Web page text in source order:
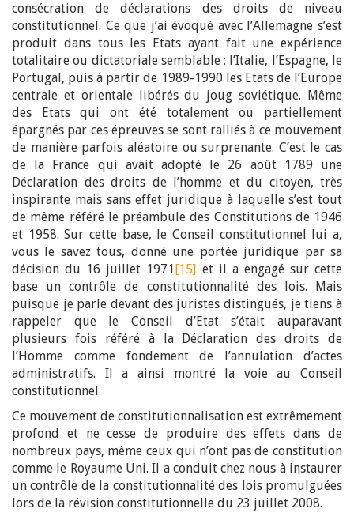
consécration de déclarations des droits de niveau
constitutionnel. Ce que j’ai évoqué avec l’Allemagne s’est
produit dans tous les Etats ayant fait une expérience
totalitaire ou dictatoriale semblable : l’Italie, l’Espagne, le
Portugal, puis à partir de 1989-1990 les Etats de l’Europe
centrale et orientale libérés du joug soviétique. Même
des Etats qui ont été totalement ou partiellement
épargnés par ces épreuves se sont ralliés à ce mouvement
de manière parfois aléatoire ou surprenante. C’est le cas
de la France qui avait adopté le 26 août 1789 une
Déclaration des droits de l’homme et du citoyen, très
inspirante mais sans effet juridique à laquelle s’est tout
de même référé le préambule des Constitutions de 1946
et 1958. Sur cette base, le Conseil constitutionnel lui a,
vous le savez tous, donné une portée juridique par sa
décision du 16 juillet 1971[15] et il a engagé sur cette
base un contrôle de constitutionnalité des lois. Mais
puisque je parle devant des juristes distingués, je tiens à
rappeler que le Conseil d’Etat s’était auparavant
plusieurs fois référé à la Déclaration des droits de
l’Homme comme fondement de l’annulation d’actes
administratifs. Il a ainsi montré la voie au Conseil
constitutionnel.
Ce mouvement de constitutionnalisation est extrêmement
profond et ne cesse de produire des effets dans de
nombreux pays, même ceux qui n’ont pas de constitution
comme le Royaume Uni. Il a conduit chez nous à instaurer
un contrôle de la constitutionnalité des lois promulguées
lors de la révision constitutionnelle du 23 juillet 2008.